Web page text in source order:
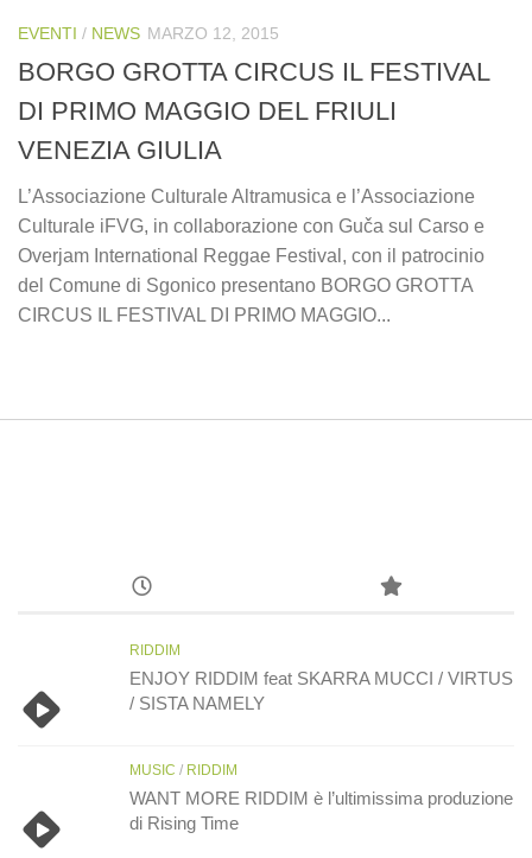
EVENTI / NEWS MARZO 12, 2015
BORGO GROTTA CIRCUS IL FESTIVAL
DI PRIMO MAGGIO DEL FRIULI
VENEZIA GIULIA
L’Associazione Culturale Altramusica e l’Associazione
Culturale iFVG, in collaborazione con Guča sul Carso e
Overjam International Reggae Festival, con il patrocinio
del Comune di Sgonico presentano BORGO GROTTA
CIRCUS IL FESTIVAL DI PRIMO MAGGIO...
RIDDIM
ENJOY RIDDIM feat SKARRA MUCCI / VIRTUS
/ SISTA NAMELY
MUSIC / RIDDIM
WANT MORE RIDDIM è l’ultimissima produzione
di Rising Time